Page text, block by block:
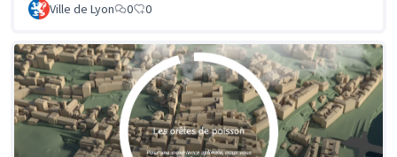
Ville de Lyon 0 0